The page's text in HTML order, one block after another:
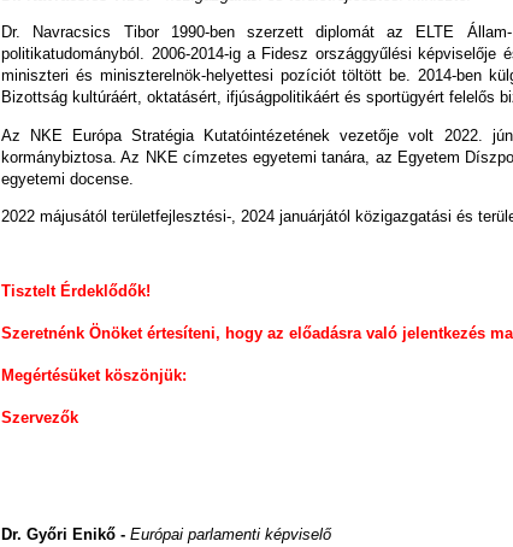
Dr. Navracsics Tibor 1990-ben szerzett diplomát az ELTE
politikatudományból. 2006-2014-ig a Fidesz országgyűlési
miniszteri és miniszterelnök-helyettesi pozíciót töltött be. 2014-ben
Bizottság kultúráért, oktatásért, ifjúságpolitikáért és sportügyért felelős
Az NKE Európa Stratégia Kutatóintézetének vezetője volt 2022.
kormánybiztosa. Az NKE címzetes egyetemi tanára, az Egyetem
egyetemi docense.
2022 májusától területfejlesztési-, 2024 januárjától közigazgatási és
Tisztelt Érdeklődők!
Szeretnénk Önöket értesíteni, hogy az előadásra való jelentkezés
Megértésüket köszönjük:
Szervezők
Dr. Győri Enikő -Európai parlamenti képviselő